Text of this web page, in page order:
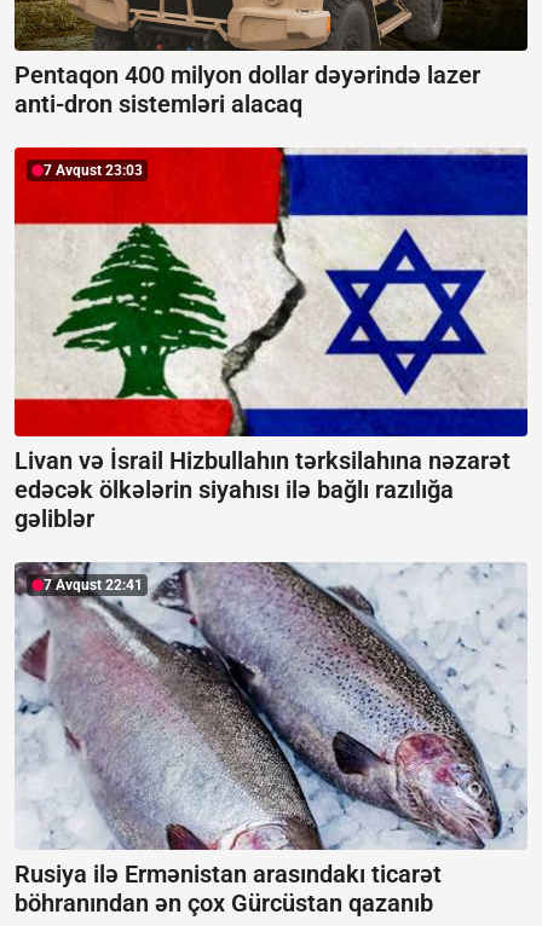
Pentaqon 400 milyon dollar dəyərində lazer
anti-dron sistemləri alacaq
7 Avqust 23:03
Livan və İsrail Hizbullahın tərksilahına nəzarət
edəcək ölkələrin siyahısı ilə bağlı razılığa
gəliblər
7 Avqust 22:41
Rusiya ilə Ermənistan arasındakı ticarət
böhranından ən çox Gürcüstan qazanıb